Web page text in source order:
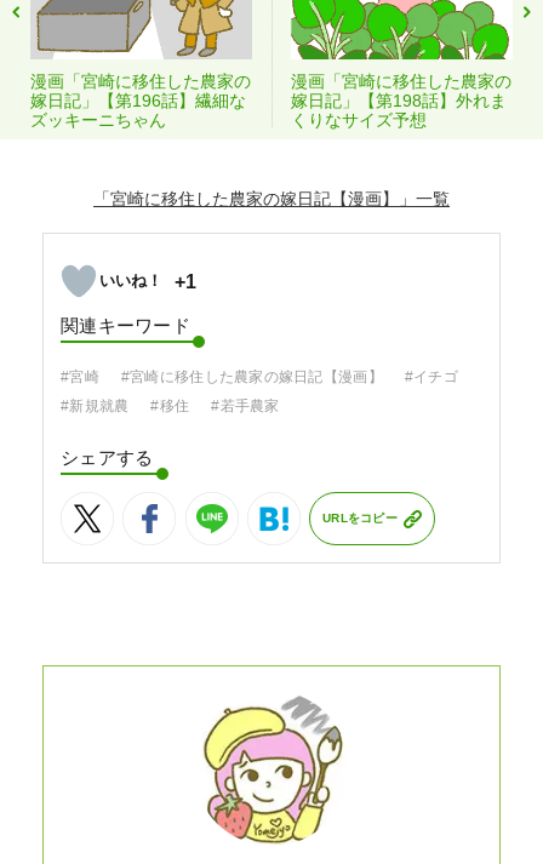
漫画「宮崎に移住した農家の
嫁日記」【第196話】繊細な
ズッキーニちゃん
漫画「宮崎に移住した農家の
嫁日記」【第198話】外れま
くりなサイズ予想
「宮崎に移住した農家の嫁日記【漫画】」
+1
関連キーワード
#宮崎 #宮崎に移住した農家の嫁日記【漫画】
#イチゴ
#新規就農
#移住 #若手農家
シェアする
URLをコピー